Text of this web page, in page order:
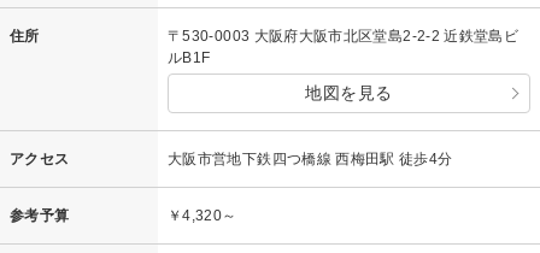
住所
〒530-0003 大阪府大阪市北区堂島2-2-2 近鉄堂島ビ
ルB1F
地図を見る
アクセス 大阪市営地下鉄四つ橋線 西梅田駅 徒歩4分
参考予算 ￥4,320～